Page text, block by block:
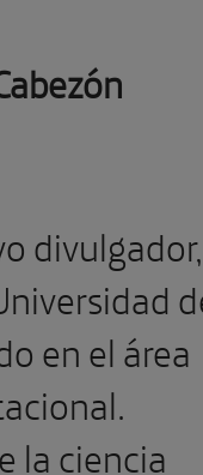
divulgador,
en el área
la ciencia